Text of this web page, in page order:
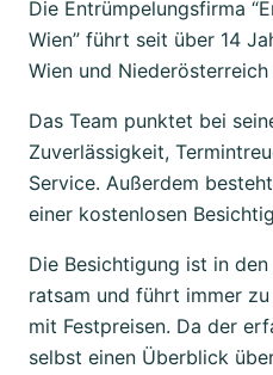
Die Entrümpelungsfirma
Wien” führt seit über 14
Wien und Niederösterreich
Das Team punktet bei
Zuverlässigkeit,
Service. Außerdem
einer kostenlosen
Die Besichtigung ist in
ratsam und führt immer
mit Festpreisen. Da der
selbst einen Überblick